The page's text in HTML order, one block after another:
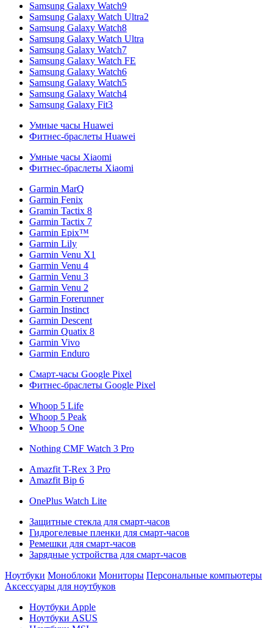
Samsung Galaxy Watch9
Samsung Galaxy Watch Ultra2
Samsung Galaxy Watch8
Samsung Galaxy Watch Ultra
Samsung Galaxy Watch7
Samsung Galaxy Watch FE
Samsung Galaxy Watch6
Samsung Galaxy Watch5
Samsung Galaxy Watch4
Samsung Galaxy Fit3
Умные часы Huawei
Фитнес-браслеты Huawei
Умные часы Xiaomi
Фитнес-браслеты Xiaomi
Garmin MarQ
Garmin Fenix
Gramin Tactix 8
Garmin Tactix 7
Garmin Epix™
Garmin Lily
Garmin Venu X1
Garmin Venu 4
Garmin Venu 3
Garmin Venu 2
Garmin Forerunner
Garmin Instinct
Garmin Descent
Garmin Quatix 8
Garmin Vivo
Garmin Enduro
Смарт-часы Google Pixel
Фитнес-браслеты Google Pixel
Whoop 5 Life
Whoop 5 Peak
Whoop 5 One
Nothing CMF Watch 3 Pro
Amazfit T-Rex 3 Pro
Amazfit Bip 6
OnePlus Watch Lite
Защитные стекла для смарт-часов
Гидрогелевые пленки для смарт-часов
Ремешки для смарт-часов
Зарядные устройства для смарт-часов
Ноутбуки Моноблоки Мониторы Персональные компьютеры
Аксессуары для ноутбуков
Ноутбуки Apple
Ноутбуки ASUS